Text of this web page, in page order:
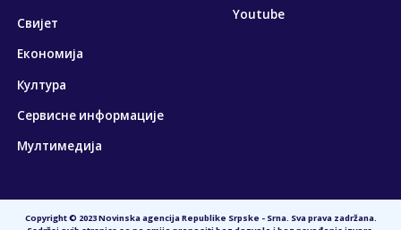
Свијет
Економија
Култура
Сервисне информације
Мултимедија
Youtube
Copyright © 2023 Novinska agencija Republike Srpske - Srna. Sva prava zadržana.